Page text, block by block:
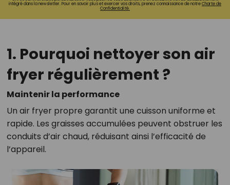
intégré dans la newsletter. Pour en savoir plus et exercer vos droits, prenez connaissance de notreCharte de
Confidentialité.
1. Pourquoi nettoyer son air
fryer régulièrement ?
Maintenir la performance
Un air fryer propre garantit une cuisson uniforme et
rapide. Les graisses accumulées peuvent obstruer les
conduits d’air chaud, réduisant ainsi l’efficacité de
l’appareil.